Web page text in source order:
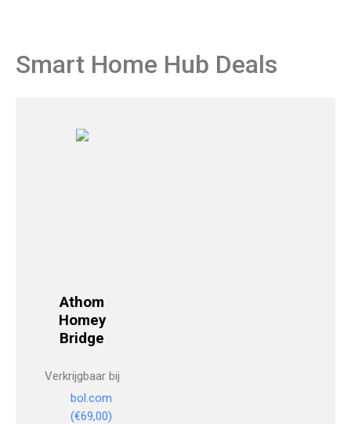
Smart Home Hub Deals
Athom
Homey
Bridge
Verkrijgbaar bij
bol.com
(€69,00)